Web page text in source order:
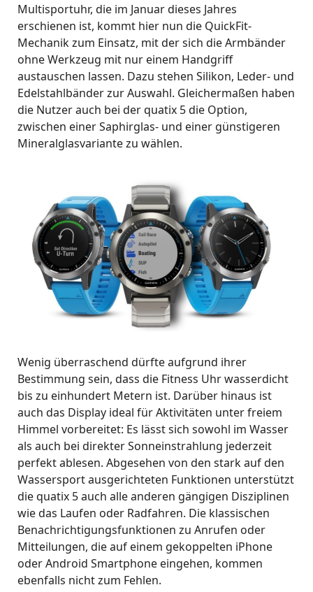
Multisportuhr, die im Januar dieses Jahres
erschienen ist, kommt hier nun die QuickFit-
Mechanik zum Einsatz, mit der sich die Armbänder
ohne Werkzeug mit nur einem Handgriff
austauschen lassen. Dazu stehen Silikon, Leder- und
Edelstahlbänder zur Auswahl. Gleichermaßen haben
die Nutzer auch bei der quatix 5 die Option,
zwischen einer Saphirglas- und einer günstigeren
Mineralglasvariante zu wählen.
Wenig überraschend dürfte aufgrund ihrer
Bestimmung sein, dass die Fitness Uhr wasserdicht
bis zu einhundert Metern ist. Darüber hinaus ist
auch das Display ideal für Aktivitäten unter freiem
Himmel vorbereitet: Es lässt sich sowohl im Wasser
als auch bei direkter Sonneinstrahlung jederzeit
perfekt ablesen. Abgesehen von den stark auf den
Wassersport ausgerichteten Funktionen unterstützt
die quatix 5 auch alle anderen gängigen Disziplinen
wie das Laufen oder Radfahren. Die klassischen
Benachrichtigungsfunktionen zu Anrufen oder
Mitteilungen, die auf einem gekoppelten iPhone
oder Android Smartphone eingehen, kommen
ebenfalls nicht zum Fehlen.